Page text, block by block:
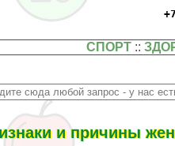
СПОРТ ::
и причины